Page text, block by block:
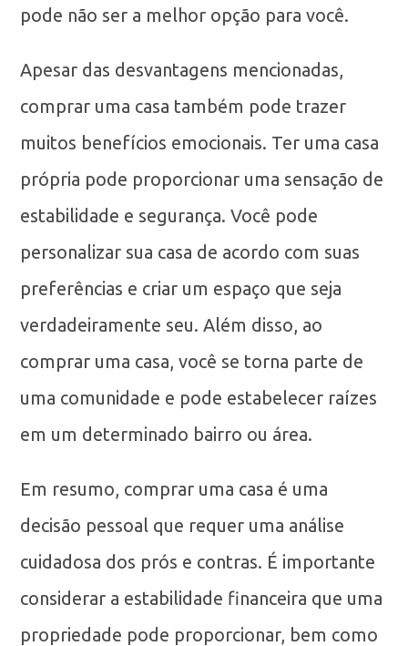
pode não ser a melhor opção para você.
Apesar das desvantagens mencionadas,
comprar uma casa também pode trazer
muitos benefícios emocionais. Ter uma casa
própria pode proporcionar uma sensação de
estabilidade e segurança. Você pode
personalizar sua casa de acordo com suas
preferências e criar um espaço que seja
verdadeiramente seu. Além disso, ao
comprar uma casa, você se torna parte de
uma comunidade e pode estabelecer raízes
em um determinado bairro ou área.
Em resumo, comprar uma casa é uma
decisão pessoal que requer uma análise
cuidadosa dos prós e contras. É importante
considerar a estabilidade financeira que uma
propriedade pode proporcionar, bem como